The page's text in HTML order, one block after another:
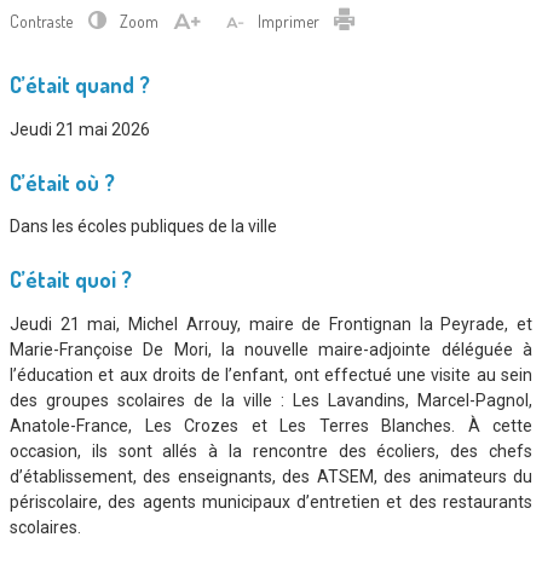
Contraste Zoom Imprimer
C’était quand ?
Jeudi 21 mai 2026
C’était où ?
Dans les écoles publiques de la ville
C’était quoi ?
Jeudi 21 mai, Michel Arrouy, maire de Frontignan la Peyrade, et
Marie-Françoise De Mori, la nouvelle maire-adjointe déléguée à
l’éducation et aux droits de l’enfant, ont effectué une visite au sein
des groupes scolaires de la ville : Les Lavandins, Marcel-Pagnol,
Anatole-France, Les Crozes et Les Terres Blanches. À cette
occasion, ils sont allés à la rencontre des écoliers, des chefs
d’établissement, des enseignants, des ATSEM, des animateurs du
périscolaire, des agents municipaux d’entretien et des restaurants
scolaires.